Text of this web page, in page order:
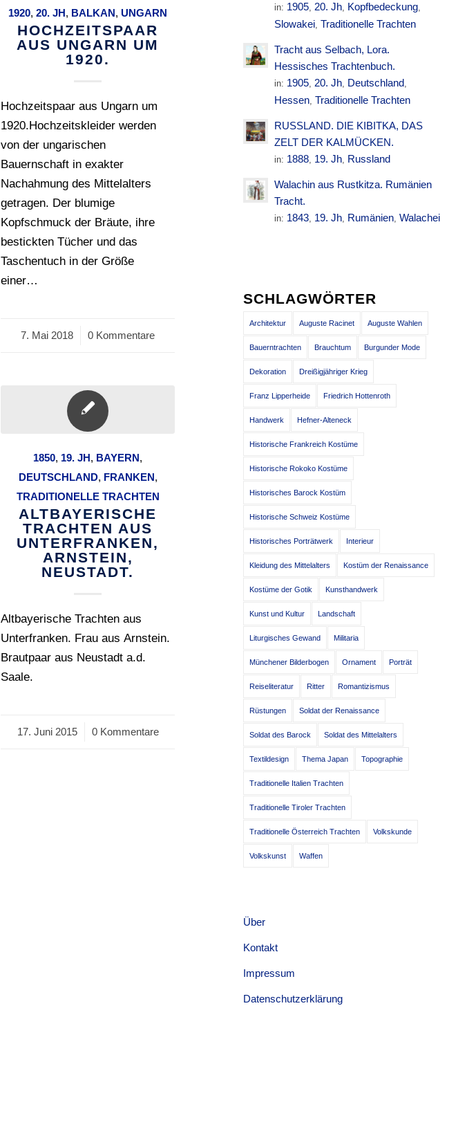
1920,20. JH, BALKAN,UNGARN
HOCHZEITSPAAR
AUS UNGARN UM
1920.
Hochzeitspaar aus Ungarn um
1920.Hochzeitskleider werden
von der ungarischen
Bauernschaft in exakter
Nachahmung des Mittelalters
getragen. Der blumige
Kopfschmuck der Bräute, ihre
bestickten Tücher und das
Taschentuch in der Größe
einer…
7. Mai 2018
/ 0 Kommentare
1850, 19. JH, BAYERN,
DEUTSCHLAND, FRANKEN,
TRADITIONELLE TRACHTEN
ALTBAYERISCHE
TRACHTEN AUS
UNTERFRANKEN,
ARNSTEIN,
NEUSTADT.
Altbayerische Trachten aus
Unterfranken. Frau aus Arnstein.
Brautpaar aus Neustadt a.d.
Saale.
17. Juni 2015
/ 0 Kommentare
in: 1905,20. Jh, Kopfbedeckung,
Slowakei, Traditionelle Trachten
Tracht aus Selbach, Lora.
Hessisches Trachtenbuch.
in: 1905,20. Jh, Deutschland,
Hessen, Traditionelle Trachten
RUSSLAND. DIE KIBITKA, DAS
ZELT DER KALMÜCKEN.
in: 1888, 19. Jh, Russland
Walachin aus Rustkitza. Rumänien
Tracht.
in: 1843, 19. Jh, Rumänien,Walachei
SCHLAGWÖRTER
Architektur Auguste Racinet Auguste Wahlen
Bauerntrachten Brauchtum Burgunder Mode
Dekoration Dreißigjähriger Krieg
Franz Lipperheide Friedrich Hottenroth
Handwerk Hefner-Alteneck
Historische Frankreich Kostüme
Historische Rokoko Kostüme
Historisches Barock Kostüm
Historische Schweiz Kostüme
Historisches Porträtwerk Interieur
Kleidung des Mittelalters Kostüm der Renaissance
Kostüme der Gotik Kunsthandwerk
Kunst und Kultur Landschaft
Liturgisches Gewand Militaria
Münchener Bilderbogen Ornament Porträt
Reiseliteratur Ritter Romantizismus
Rüstungen Soldat der Renaissance
Soldat des Barock Soldat des Mittelalters
Textildesign Thema Japan Topographie
Traditionelle Italien Trachten
Traditionelle Tiroler Trachten
Traditionelle Österreich Trachten Volkskunde
Volkskunst Waffen
Über
Kontakt
Impressum
Datenschutzerklärung